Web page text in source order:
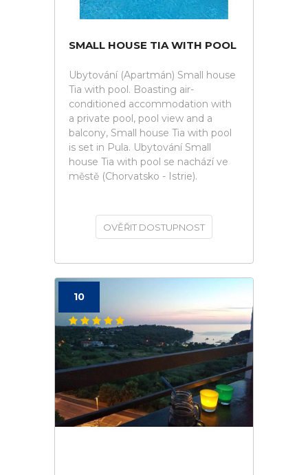
SMALL HOUSE TIA WITH POOL
Ubytování (Apartmán) Small house
Tia with pool. Boasting air-
conditioned accommodation with
a private pool, pool view and a
balcony, Small house Tia with pool
is set in Pula. Ubytování Small
house Tia with pool se nachází ve
městě (Chorvatsko - Istrie).
OVĚŘIT DOSTUPNOST
10